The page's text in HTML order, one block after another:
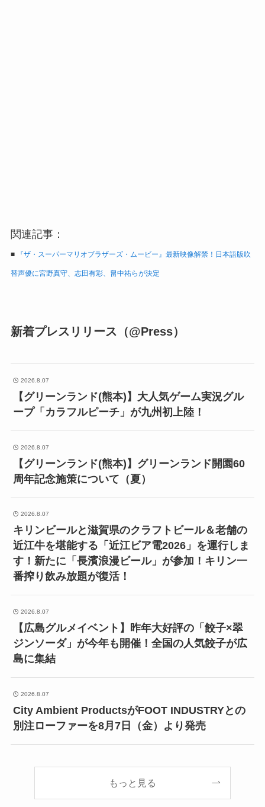
関連記事：
■ 『ザ・スーパーマリオブラザーズ・ムービー』最新映像解禁！日本語版吹
替声優に宮野真守、志田有彩、畠中祐らが決定
新着プレスリリース（@Press）
2026.8.07
【グリーンランド(熊本)】大人気ゲーム実況グル
ープ「カラフルピーチ」が九州初上陸！
2026.8.07
【グリーンランド(熊本)】グリーンランド開園60
周年記念施策について（夏）
2026.8.07
キリンビールと滋賀県のクラフトビール＆老舗の
近江牛を堪能する「近江ビア電2026」を運行しま
す！新たに「長濱浪漫ビール」が参加！キリン一
番搾り飲み放題が復活！
2026.8.07
【広島グルメイベント】昨年大好評の「餃子×翠
ジンソーダ」が今年も開催！全国の人気餃子が広
島に集結
2026.8.07
City Ambient ProductsがFOOT INDUSTRYとの
別注ローファーを8月7日（金）より発売
もっと見る